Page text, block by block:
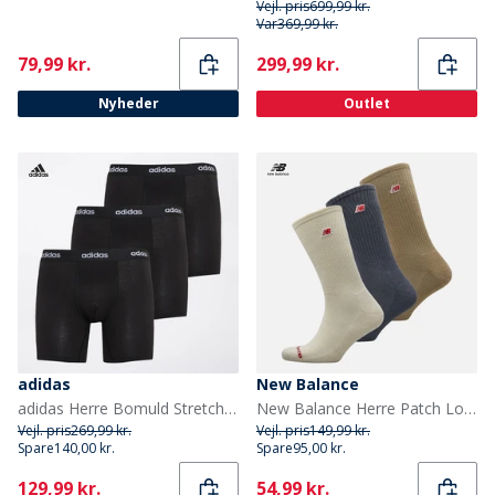
Current
79,99 kr.
Nyheder
Vejl. pris699,99 kr.
Var369,99 kr.
Current
299,99 kr.
Outlet
adidas
adidas Herre Bomuld Stretch Tre Pak Boxer Shorts Sort/Sort/Sort
Vejl. pris269,99 kr.
Spare140,00 kr.
Current
129,99 kr.
New Balance
New Balance Herre Patch Logo Tre Pak Crew Sokker Grå/Blå
Vejl. pris149,99 kr.
Spare95,00 kr.
Current
54,99 kr.